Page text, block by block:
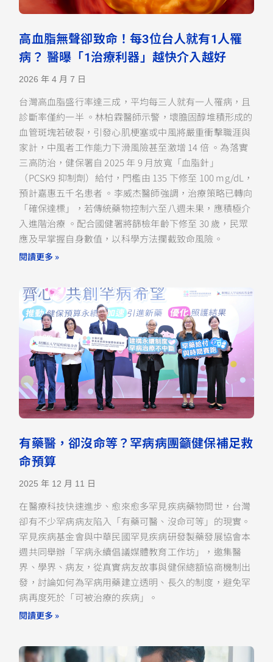
高血脂無聲卻致命！每3位台人就有1人罹
病？ 醫曝「1治療利器」越快介入越好
2026 年 4 月 7 日
台灣高血脂盛行率達三成，平均每三人就有一人罹病，且
診斷率僅約一半 。林柏霖醫師示警，壞膽固醇堆積形成的
血管斑塊若破裂，引發心肌梗塞或中風將嚴重衝擊職涯與
家計，中風者工作能力下滑風險甚至激增 14 倍 。為落實
三高防治，健保署自 2025 年 9 月放寬「血脂針」
（PCSK9 抑制劑）給付，門檻由 135 下修至 100 mg/dL，
預計嘉惠五千名患者 。李威杰醫師強調，治療策略已轉向
「確保達標」，若傳統藥物控制六至八週未果，應積極介
入進階治療 。配合國健署將篩檢年齡下修至 30 歲，民眾
應及早掌握自身數值，以科學方法攔截致命風險。
閱讀更多 »
有藥醫，卻沒命等？罕病病團籲健保補足救
命預算
2025 年 12 月 11 日
在醫療科技快速進步、愈來愈多罕見疾病藥物問世，台灣
卻有不少罕病病友陷入「有藥可醫、沒命可等」的現實。
罕見疾病基金會與中華民國罕見疾病研發製藥發展協會本
週共同舉辦「罕病永續倡議媒體教育工作坊」，邀集醫
界、學界、病友，從真實病友故事與健保總額協商機制出
發，討論如何為罕病用藥建立透明、長久的制度，避免罕
病再度死於「可被治療的疾病」。
閱讀更多 »